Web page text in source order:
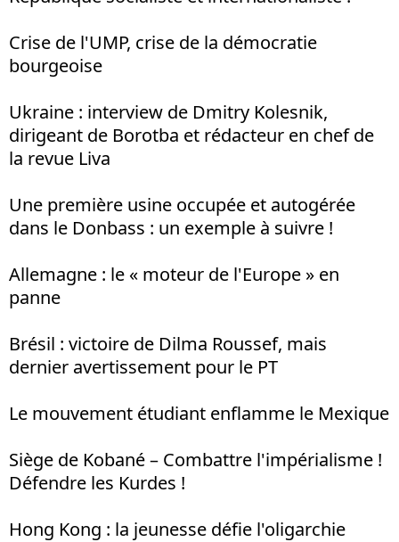
Crise de l'UMP, crise de la démocratie
bourgeoise
Ukraine : interview de Dmitry Kolesnik,
dirigeant de Borotba et rédacteur en chef de
la revue Liva
Une première usine occupée et autogérée
dans le Donbass : un exemple à suivre !
Allemagne : le « moteur de l'Europe » en
panne
Brésil : victoire de Dilma Roussef, mais
dernier avertissement pour le PT
Le mouvement étudiant enflamme le Mexique
Siège de Kobané – Combattre l'impérialisme !
Défendre les Kurdes !
Hong Kong : la jeunesse défie l'oligarchie